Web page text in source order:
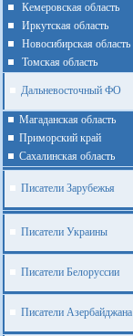
Кемеровская область
Иркутская область
Новосибирская область
Томская область
Дальневосточный ФО
Магаданская область
Приморский край
Cахалинская область
Писатели Зарубежья
Писатели Украины
Писатели Белоруссии
Писатели Азербайджана